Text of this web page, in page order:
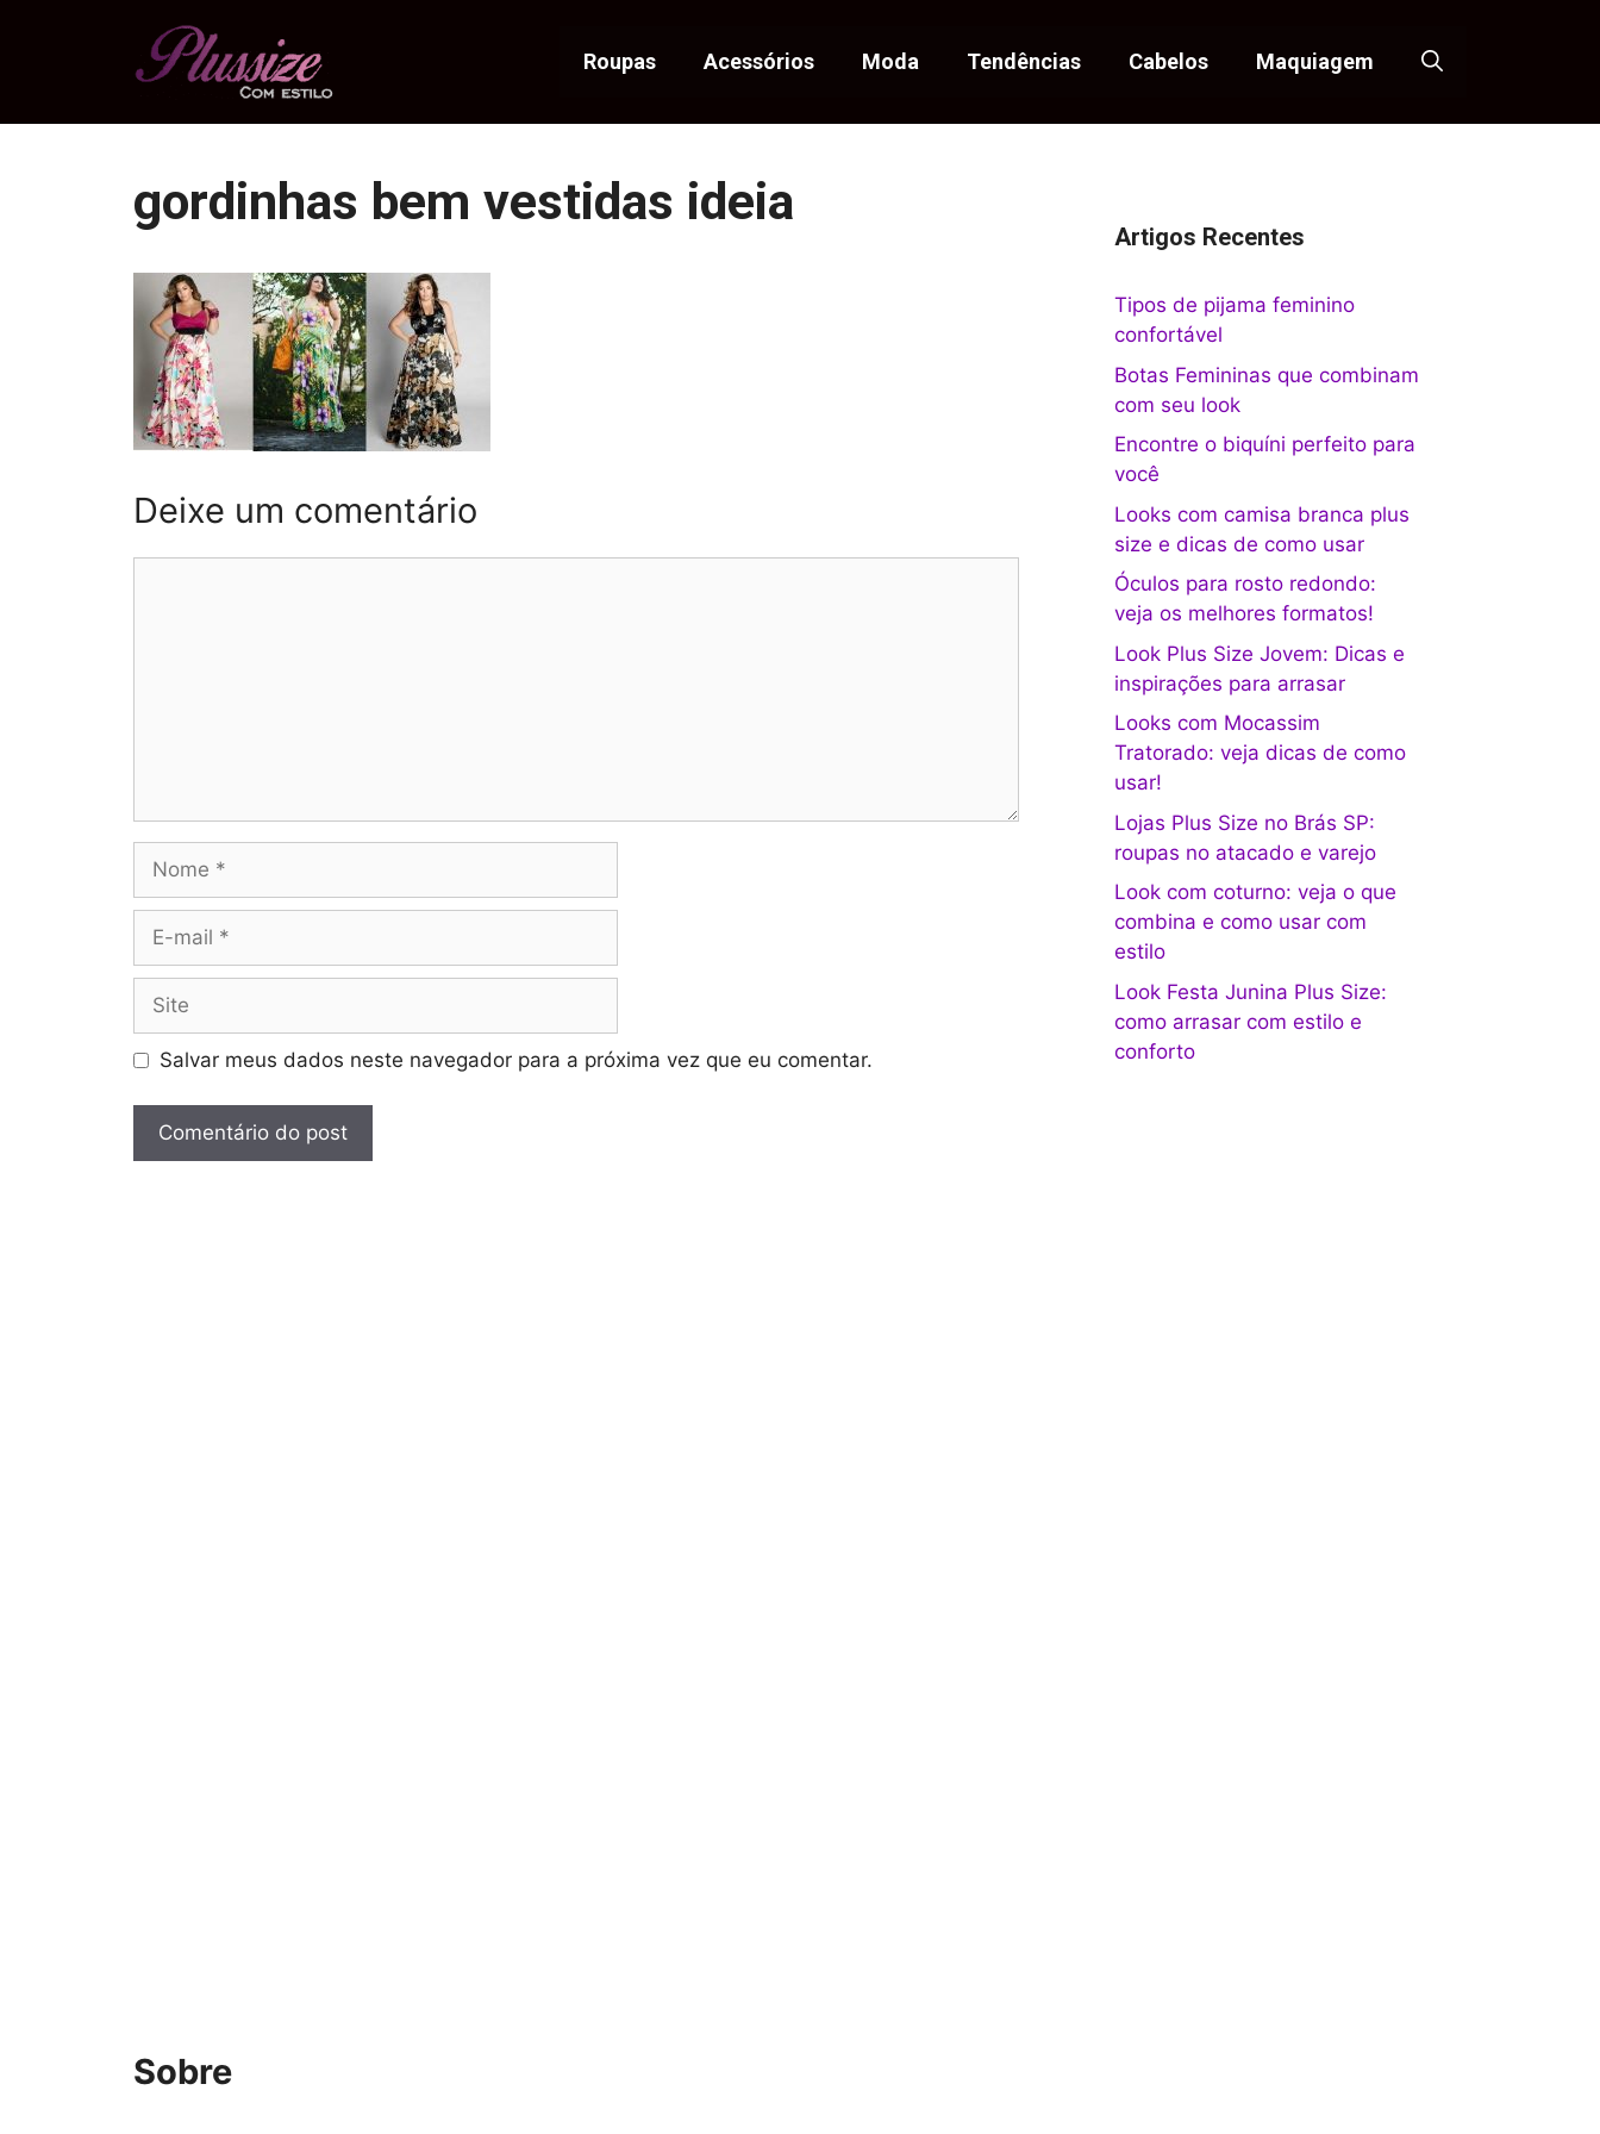
Roupas Acessórios Moda Tendências Cabelos Maquiagem
gordinhas bem vestidas ideia
Deixe um comentário
mail
Salvar meus dados neste navegador para a próxima vez que eu comentar.
Artigos Recentes
Tipos de pijama feminino
confortável
Botas Femininas que combinam
com seu look
Encontre o biquíni perfeito para
você
Looks com camisa branca plus
size e dicas de como usar
Óculos para rosto redondo:
veja os melhores formatos!
Look Plus Size Jovem: Dicas e
inspirações para arrasar
Looks com Mocassim
Tratorado: veja dicas de como
usar!
Lojas Plus Size no Brás SP:
roupas no atacado e varejo
Look com coturno: veja o que
combina e como usar com
estilo
Look Festa Junina Plus Size:
como arrasar com estilo e
conforto
Sobre